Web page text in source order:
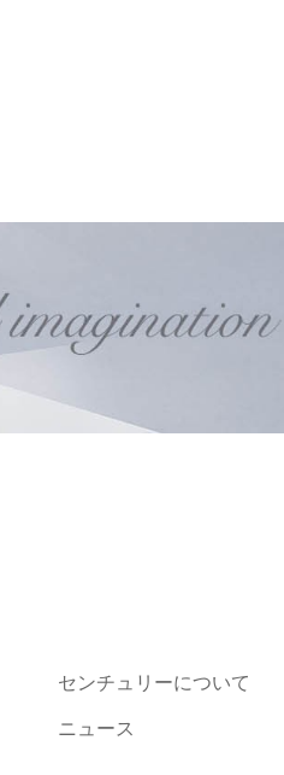
センチュリーについて
ニュース